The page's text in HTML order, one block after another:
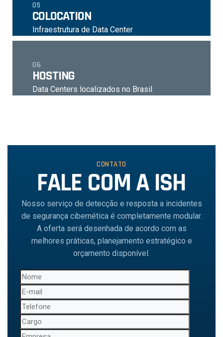
05
COLOCATION
Infraestrutura de Data Center
06
HOSTING
Data Centers localizados no Brasil
CONTATO
FALE COM A ISH
Nosso serviço de detecção e resposta a incidentes
de segurança cibernética é completamente modular.
A oferta será desenhada de acordo com as
melhores práticas, planejamento estratégico e
orçamento disponível.